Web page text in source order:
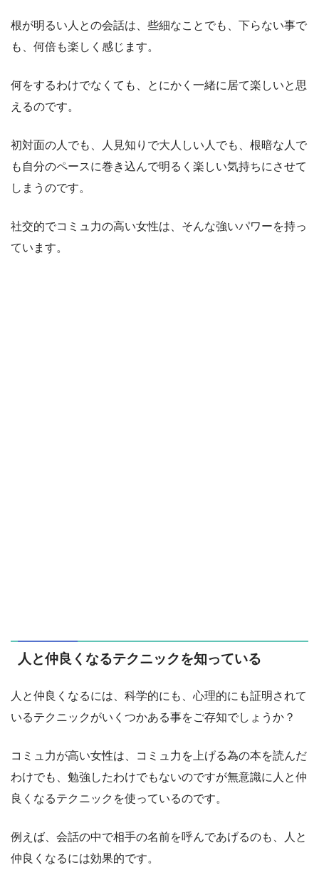
根が明るい人との会話は、些細なことでも、下らない事で
も、何倍も楽しく感じます。
何をするわけでなくても、とにかく一緒に居て楽しいと思
えるのです。
初対面の人でも、人見知りで大人しい人でも、根暗な人で
も自分のペースに巻き込んで明るく楽しい気持ちにさせて
しまうのです。
社交的でコミュ力の高い女性は、そんな強いパワーを持っ
ています。
人と仲良くなるテクニックを知っている
人と仲良くなるには、科学的にも、心理的にも証明されて
いるテクニックがいくつかある事をご存知でしょうか？
コミュ力が高い女性は、コミュ力を上げる為の本を読んだ
わけでも、勉強したわけでもないのですが無意識に人と仲
良くなるテクニックを使っているのです。
例えば、会話の中で相手の名前を呼んであげるのも、人と
仲良くなるには効果的です。